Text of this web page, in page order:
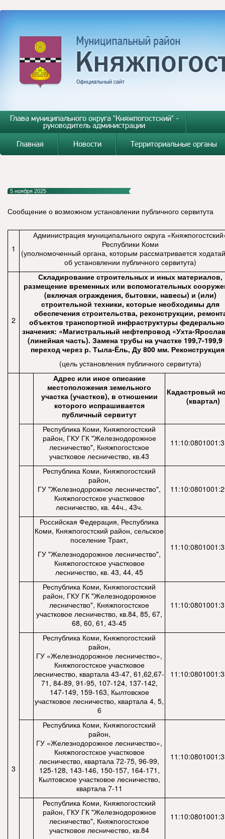
Глава муниципального округа "Княжпогостский" -
руководитель администрации
Главная
Новости Территориальные органы
5 ноября 2025
Сообщение о возможном установлении публичного сервитута
1
Администрация муниципального округа
Республики Коми
(уполномоченный органа, которым рассматривается
об установлении публичного сервитута)
2
Складирование строительных и иных материалов,
размещение временных или вспомогательных
(включая ограждения, бытовки, навесы) и (или)
строительной техники, которые необходимы для
обеспечения строительства, реконструкции,
объектов транспортной инфраструктуры
значения: «Магистральный нефтепровод «Ухта-
(линейная часть). Замена трубы на участке 199,7-199,9
переход через р. Тыла-Ёль, Ду 800 мм.
(цель установления публичного сервитута)
3
Адрес или иное описание
местоположения земельного
участка (участков), в отношении
которого испрашивается
публичный сервитут
Кадастровый
(квартал)
Республика Коми, Княжпогостский
район, ГКУ ГК "Железнодорожное
лесничество", Княжпогостское
участковое лесничество, кв.43
Республика Коми, Княжпогостский
район,
ГУ "Железнодорожное лесничество",
Княжпогостское участковое
лесничество, кв. 44ч., 43ч.
Российская Федерация, Республика
Коми, Княжпогостский район, сельское
поселение Тракт,
ГУ "Железнодорожное лесничество",
Княжпогостское участковое
лесничество, кв. 43, 44, 45
Республика Коми, Княжпогостский
район, ГКУ ГК "Железнодорожное
лесничество", Княжпогостское
участковое лесничество, кв.84, 85, 67,
68, 60, 61, 43-45
Республика Коми, Княжпогостский
район,
ГУ «Железнодорожное лесничество»,
Княжпогостское участковое
лесничество, квартала 43-47, 61,62,67-
71, 84-89, 91-95, 107-124, 137-142,
147-149, 159-163, Кылтовское
участковое лесничество, квартала 4, 5,
6
Республика Коми, Княжпогостский
район,
ГУ «Железнодорожное лесничество»,
Княжпогостское участковое
лесничество, квартала 72-75, 96-99,
125-128, 143-146, 150-157, 164-171,
Кылтовское участковое лесничество,
квартала 7-11
Республика Коми, Княжпогостский
район, ГКУ ГК "Железнодорожное
лесничество", Княжпогостское
участковое лесничество, кв.84